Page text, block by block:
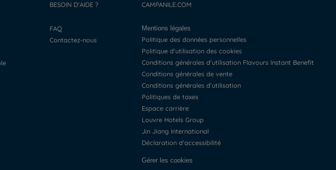
BESOIN D'AIDE ?
FAQ
Contactez-nous
CAMPANILE.COM
Mentions légales
Politique des données personnelles
Politique d'utilisation des cookies
Conditions générales d'utilisation Flavours Instant Benefit
Conditions générales de vente
Conditions générales d'utilisation
Politiques de taxes
Espace carrière
Louvre Hotels Group
Jin Jiang International
Déclaration d'accessibilité
Gérer les cookies